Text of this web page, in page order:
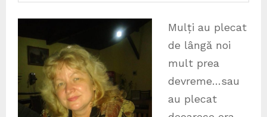
Mulți au plecat
de lângă noi
mult prea
devreme…sau
au plecat